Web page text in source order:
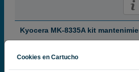
Kyocera MK-8335A kit
Cookies en Cartucho